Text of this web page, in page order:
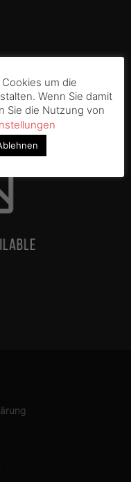
um die
Wenn Sie damit
Sie die Nutzung von